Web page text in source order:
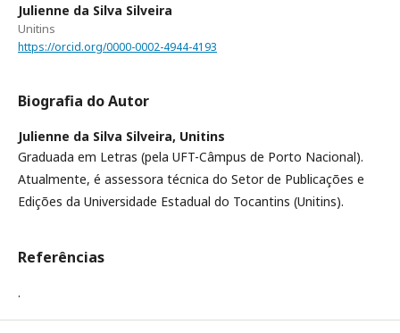
Julienne da Silva Silveira
Unitins
https://orcid.org/0000-0002-4944-4193
Biografia do Autor
Julienne da Silva Silveira, Unitins
Graduada em Letras (pela UFT-Câmpus de Porto Nacional).
Atualmente, é assessora técnica do Setor de Publicações e
Edições da Universidade Estadual do Tocantins (Unitins).
Referências
.